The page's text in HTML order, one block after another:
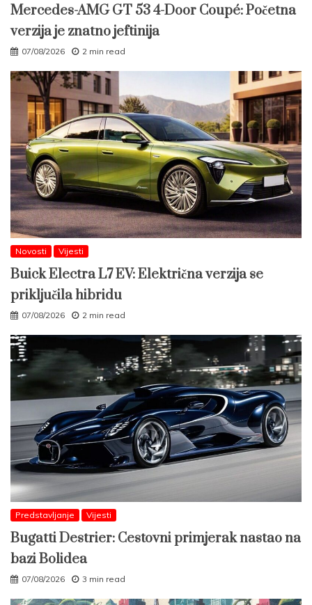
Mercedes-AMG GT 53 4-Door Coupé: Početna
verzija je znatno jeftinija
07/08/2026 2 min read
Novosti Vijesti
Buick Electra L7 EV: Električna verzija se
priključila hibridu
07/08/2026 2 min read
Predstavljanje Vijesti
Bugatti Destrier: Cestovni primjerak nastao na
bazi Bolidea
07/08/2026 3 min read